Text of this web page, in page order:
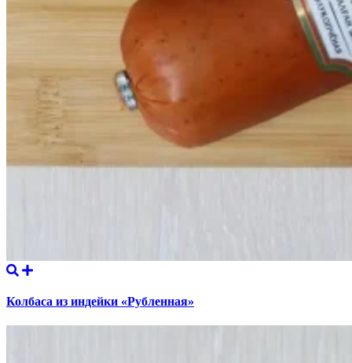
Колбаса из индейки «Рубленная»